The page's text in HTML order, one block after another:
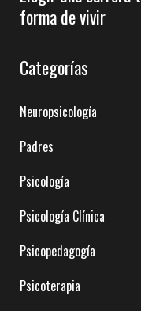
forma de vivir
Categorías
Neuropsicología
Padres
Psicología
Psicología Clínica
Psicopedagogía
Psicoterapia